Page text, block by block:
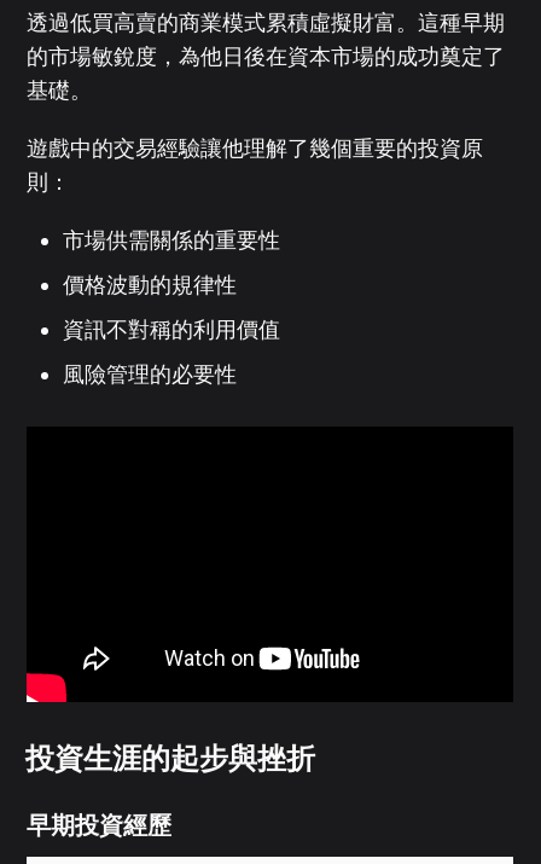
透過低買高賣的商業模式累積虛擬財富。這種早期
的市場敏銳度，為他日後在資本市場的成功奠定了
基礎。
遊戲中的交易經驗讓他理解了幾個重要的投資原
則：
市場供需關係的重要性
價格波動的規律性
資訊不對稱的利用價值
風險管理的必要性
投資生涯的起步與挫折
早期投資經歷